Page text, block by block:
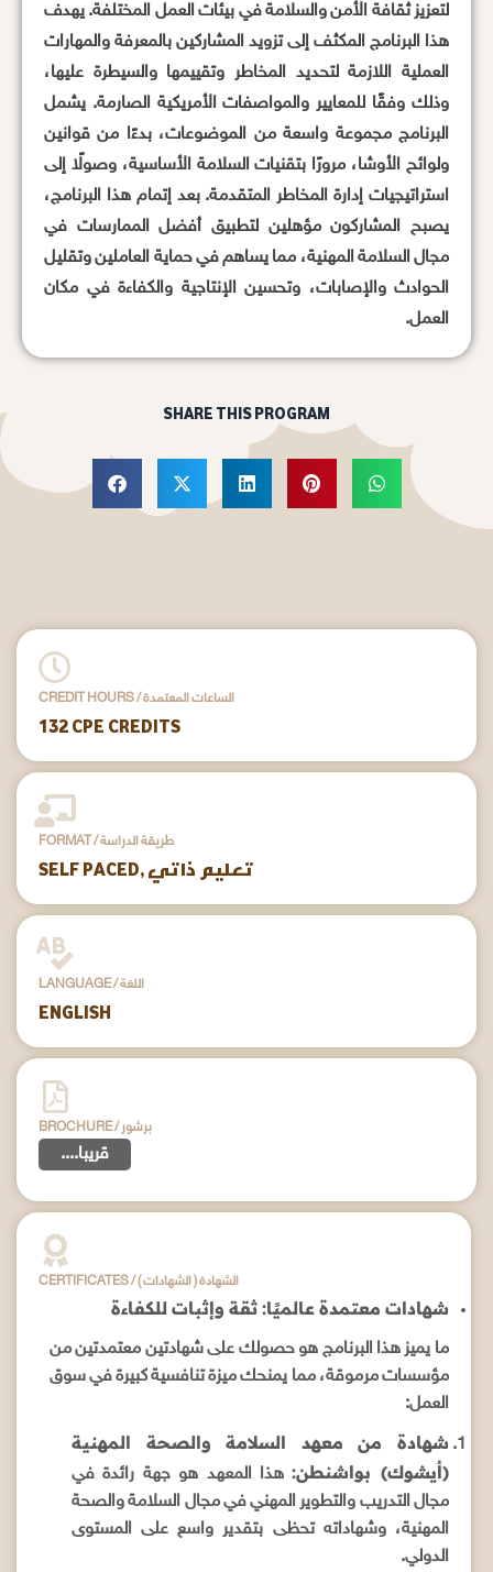
لتعزيز ثقافة الأمن والسلامة في بيئات العمل المختلفة. يهدف
هذا البرنامج المكثف إلى تزويد المشاركين بالمعرفة والمهارات
العملية اللازمة لتحديد المخاطر وتقييمها والسيطرة عليها،
وذلك وفقًا للمعايير والمواصفات الأمريكية الصارمة. يشمل
البرنامج مجموعة واسعة من الموضوعات، بدءًا من قوانين
ولوائح الأوشا، مرورًا بتقنيات السلامة الأساسية، وصولًا إلى
استراتيجيات إدارة المخاطر المتقدمة. بعد إتمام هذا البرنامج،
يصبح المشاركون مؤهلين لتطبيق أفضل الممارسات في
مجال السلامة المهنية، مما يساهم في حماية العاملين وتقليل
الحوادث والإصابات، وتحسين الإنتاجية والكفاءة في مكان
العمل.
SHARE THIS PROGRAM
CREDIT HOURS / الساعات المعتمدة
132 CPE CREDITS
FORMAT / طريقة الدراسة
SELF PACED, تعليم ذاتي
LANGUAGE / اللغة
ENGLISH
BROCHURE / برشور
....قريبا
CERTIFICATES / ( الشهادات ) الشهادة
شهادات معتمدة عالميًا: ثقة وإثبات للكفاءة
ما يميز هذا البرنامج هو حصولك على شهادتين معتمدتين من
مؤسسات مرموقة، مما يمنحك ميزة تنافسية كبيرة في سوق
العمل:
شهادة من معهد السلامة والصحة المهنية
(أيشوك) بواشنطن:هذا المعهد هو جهة رائدة في
مجال التدريب والتطوير المهني في مجال السلامة والصحة
المهنية، وشهاداته تحظى بتقدير واسع على المستوى
الدولي.